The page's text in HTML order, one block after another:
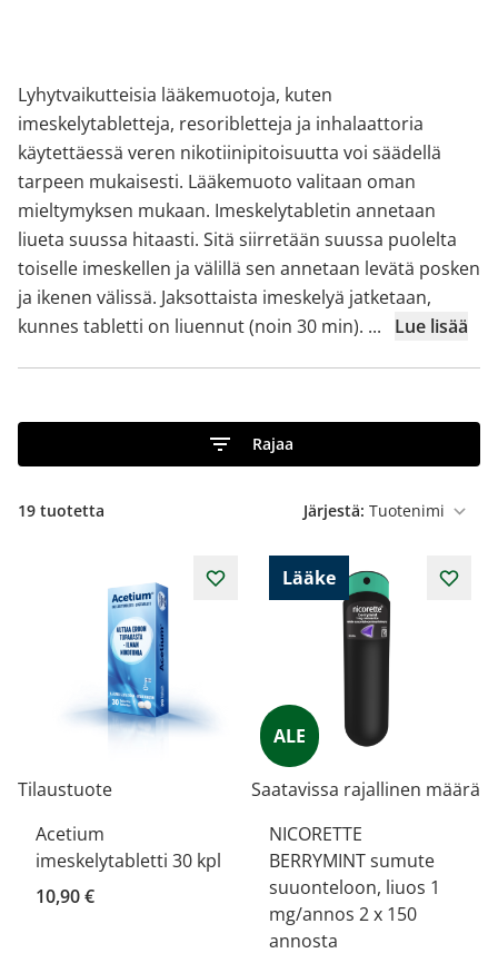
Lyhytvaikutteisia lääkemuotoja, kuten
imeskelytabletteja, resoribletteja ja inhalaattoria
käytettäessä veren nikotiinipitoisuutta voi säädellä
tarpeen mukaisesti. Lääkemuoto valitaan oman
mieltymyksen mukaan. Imeskelytabletin annetaan
liueta suussa hitaasti. Sitä siirretään suussa puolelta
toiselle imeskellen ja välillä sen annetaan levätä posken
ja ikenen välissä. Jaksottaista imeskelyä jatketaan,
kunnes tabletti on liuennut (noin 30 min). ... Lue lisää
Rajaa
19 tuotetta Järjestä:
Tilaustuote
Acetium
imeskelytabletti 30 kpl
10,90 €
Lääke
ALE
Saatavissa rajallinen määrä
NICORETTE
BERRYMINT sumute
suuonteloon, liuos 1
mg/annos 2 x 150
annosta